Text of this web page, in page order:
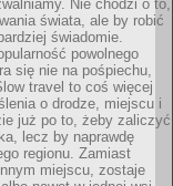
Nie chodzi o to,
świata, ale by robić
świadomie.
powolnego
się nie na pośpiechu,
travel to coś więcej
o drodze, miejscu i
już po to, żeby zaliczyć
lecz by naprawdę
regionu. Zamiast
miejscu, zostaje